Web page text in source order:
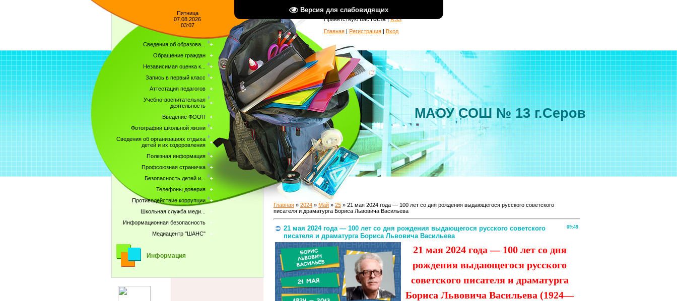
Версия для слабовидящих
Пятница
07.08.2026
03:07
Сведения об образова...
Обращение граждан
Независимая оценка к...
Запись в первый класс
Аттестация педагогов
Учебно-воспитательная
деятельность
Введение ФООП
Фотографии школьной жизни
Сведения об организациях отдыха
детей и их оздоровления
Полезная информация
Профсоюзная страничка
Безопасность детей и...
Телефоны доверия
Противодействие коррупции
Школьная служба меди...
Информационная безопасность
Медиацентр "ШАНС"
Информация
Приветствую Вас Гость|RSS
Главная | Регистрация | Вход
МАОУ СОШ № 13 г.Серов
Главная » 2024 » Май » 25 » 21 мая 2024 года — 100 лет со дня рождения выдающегося русского советского
писателя и драматурга Бориса Львовича Васильева
09:49
21 мая 2024 года — 100 лет со дня рождения выдающегося русского советского
писателя и драматурга Бориса Львовича Васильева
21 мая 2024 года — 100 лет со дня
рождения выдающегося русского
советского писателя и драматурга
Бориса Львовича Васильева (1924—